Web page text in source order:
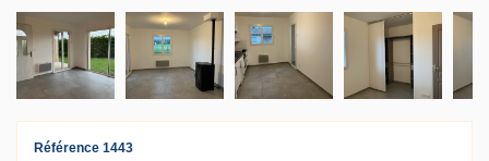
Accès clients
Référence 1443